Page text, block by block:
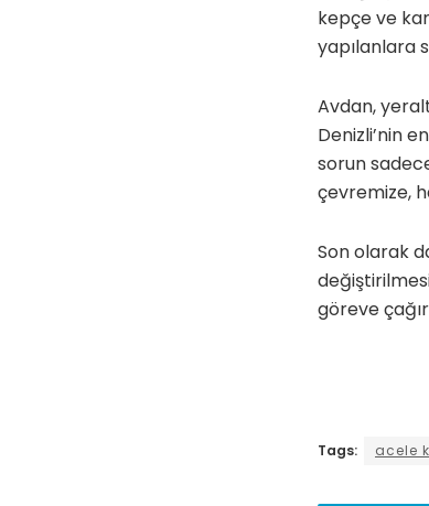
kepçe ve
yapılanlara
Avdan,
Denizli’nin
sorun
çevremize,
Son olarak
göreve
Tags: acele